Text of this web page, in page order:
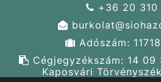
+36 20 310
Adószám:
Cégjegyzékszám: 14
Kaposvári